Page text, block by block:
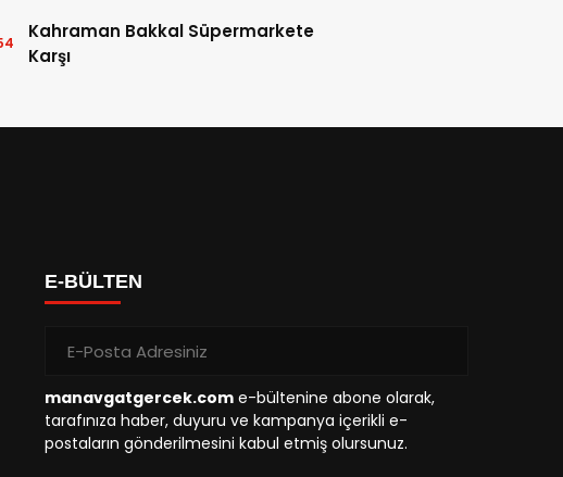
Kahraman Bakkal Süpermarkete
Karşı
E-BÜLTEN
manavgatgercek.com e-bültenine abone olarak,
tarafınıza haber, duyuru ve kampanya içerikli e-
postaların gönderilmesini kabul etmiş olursunuz.